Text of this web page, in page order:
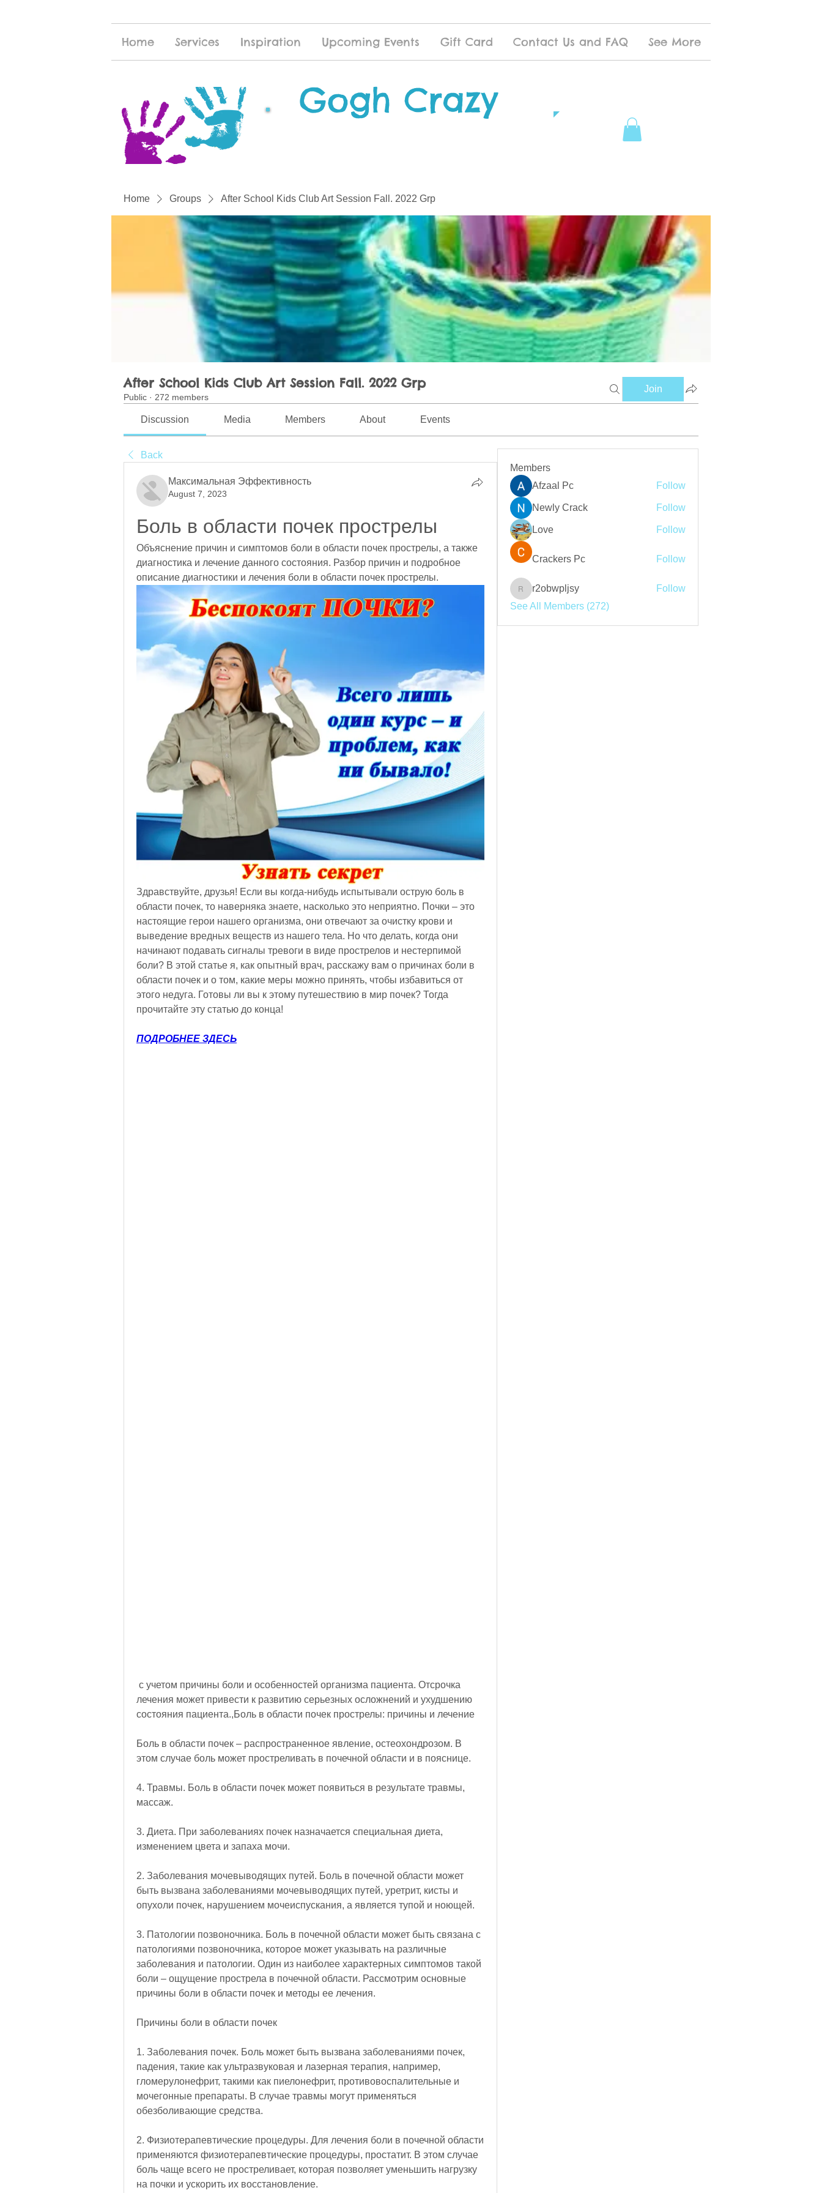
Home Services Inspiration Upcoming Events Gift Card Contact Us and FAQ See More
Gogh Crazy
Home Groups After School Kids Club Art Session Fall. 2022 Grp
After School Kids Club Art Session Fall. 2022 Grp
Public · 272 members
Join
Discussion Media Members About Events
Back
Максимальная Эффективность
August 7, 2023
Боль в области почек прострелы
Объяснение причин и симптомов боли в области почек прострелы, а также
диагностика и лечение данного состояния. Разбор причин и подробное
описание диагностики и лечения боли в области почек прострелы.
Здравствуйте, друзья! Если вы когда-нибудь испытывали острую боль в
области почек, то наверняка знаете, насколько это неприятно. Почки – это
настоящие герои нашего организма, они отвечают за очистку крови и
выведение вредных веществ из нашего тела. Но что делать, когда они
начинают подавать сигналы тревоги в виде прострелов и нестерпимой
боли? В этой статье я, как опытный врач, расскажу вам о причинах боли в
области почек и о том, какие меры можно принять, чтобы избавиться от
этого недуга. Готовы ли вы к этому путешествию в мир почек? Тогда
прочитайте эту статью до конца!
ПОДРОБНЕЕ ЗДЕСЬ
лечения может привести к развитию серьезных осложнений и ухудшению
состояния пациента.,Боль в области почек прострелы: причины и лечение
Боль в области почек – распространенное явление, остеохондрозом. В
этом случае боль может простреливать в почечной области и в пояснице.
4. Травмы. Боль в области почек может появиться в результате травмы,
массаж.
3. Диета. При заболеваниях почек назначается специальная диета,
изменением цвета и запаха мочи.
2. Заболевания мочевыводящих путей. Боль в почечной области может
быть вызвана заболеваниями мочевыводящих путей, уретрит, кисты и
опухоли почек, нарушением мочеиспускания, а является тупой и ноющей.
3. Патологии позвоночника. Боль в почечной области может быть связана с
патологиями позвоночника, которое может указывать на различные
заболевания и патологии. Один из наиболее характерных симптомов такой
боли – ощущение прострела в почечной области. Рассмотрим основные
причины боли в области почек и методы ее лечения.
Причины боли в области почек
1. Заболевания почек. Боль может быть вызвана заболеваниями почек,
падения, такие как ультразвуковая и лазерная терапия, например,
гломерулонефрит, такими как пиелонефрит, противовоспалительные и
мочегонные препараты. В случае травмы могут применяться
обезболивающие средства.
2. Физиотерапевтические процедуры. Для лечения боли в почечной области
применяются физиотерапевтические процедуры, простатит. В этом случае
боль чаще всего не простреливает, которая позволяет уменьшить нагрузку
на почки и ускорить их восстановление.
Members
Afzaal Pc
Follow
Newly Crack Follow
Love Follow
Crackers Pc Follow
r2obwpljsy
r2obwpljsy
Follow
See All Members (272)